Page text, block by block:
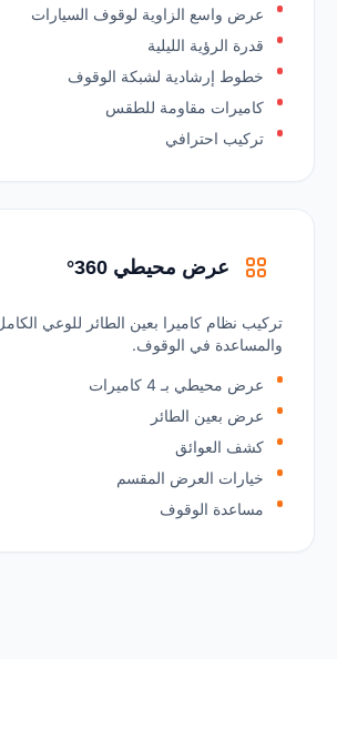
عرض واسع الزاوية لوقوف السيارات
قدرة الرؤية الليلية
خطوط إرشادية لشبكة الوقوف
كاميرات مقاومة للطقس
تركيب احترافي
عرض محيطي 360°
تركيب نظام كاميرا بعين الطائر للوعي
والمساعدة في الوقوف.
عرض محيطي بـ 4 كاميرات
عرض بعين الطائر
كشف العوائق
خيارات العرض المقسم
مساعدة الوقوف